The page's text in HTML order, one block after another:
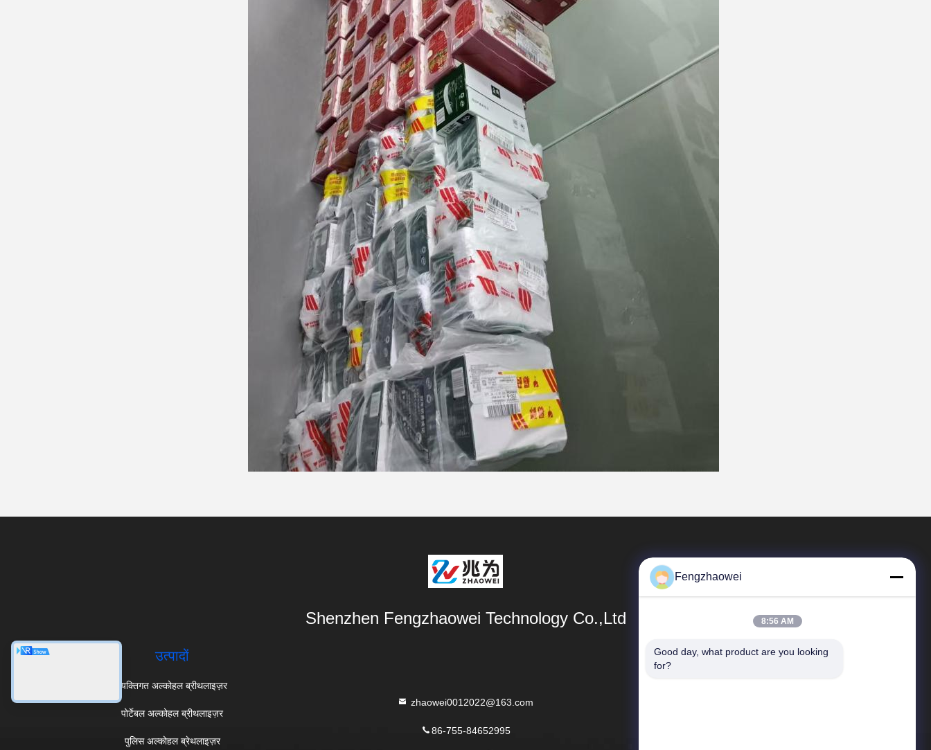
Shenzhen Fengzhaowei Technology Co.,Ltd
उत्पादों
व्यक्तिगत अल्कोहल ब्रीथलाइज़र
पोर्टेबल अल्कोहल ब्रीथलाइज़र
पुलिस अल्कोहल ब्रेथलाइज़र
zhaowei0012022@163.com
86-755-84652995
त्वरित सम्पक
Fengzhaowei
8:56 AM
Good day, what product are you looking
for?